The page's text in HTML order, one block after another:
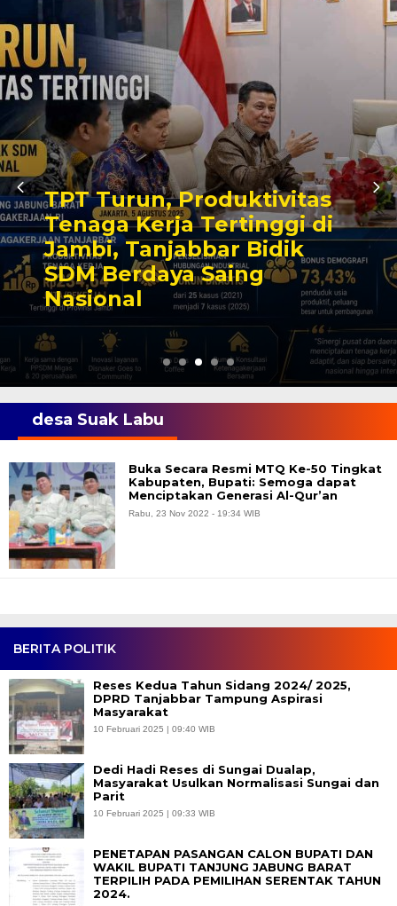
TPT Turun, Produktivitas
Tenaga Kerja Tertinggi di
Jambi, Tanjabbar Bidik
SDM Berdaya Saing
Nasional
BERITA POLITIK
Reses Kedua Tahun Sidang 2024/ 2025,
DPRD Tanjabbar Tampung Aspirasi
Masyarakat
10 Februari 2025 | 09:40 WIB
Dedi Hadi Reses di Sungai Dualap,
Masyarakat Usulkan Normalisasi Sungai dan
Parit
10 Februari 2025 | 09:33 WIB
PENETAPAN PASANGAN CALON BUPATI DAN
WAKIL BUPATI TANJUNG JABUNG BARAT
TERPILIH PADA PEMILIHAN SERENTAK TAHUN
2024.
desa Suak Labu
Buka Secara Resmi MTQ Ke-50 Tingkat
Kabupaten, Bupati: Semoga dapat
Menciptakan Generasi Al-Qur’an
Rabu, 23 Nov 2022 - 19:34 WIB